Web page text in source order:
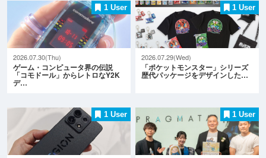
1 User
2026.07.30(Thu)
ゲーム・コンピュータ界の伝説
「コモドール」からレトロなY2K
デ…
1 User
2026.07.29(Wed)
「ポケットモンスター」シリーズ
歴代パッケージをデザインした…
1 User 1 User